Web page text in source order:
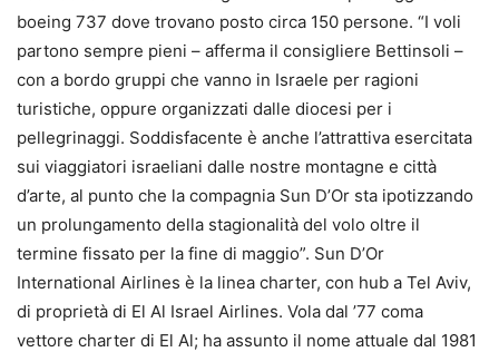
boeing 737 dove trovano posto circa 150 persone. “I voli
partono sempre pieni – afferma il consigliere Bettinsoli –
con a bordo gruppi che vanno in Israele per ragioni
turistiche, oppure organizzati dalle diocesi per i
pellegrinaggi. Soddisfacente è anche l’attrattiva esercitata
sui viaggiatori israeliani dalle nostre montagne e città
d’arte, al punto che la compagnia Sun D’Or sta ipotizzando
un prolungamento della stagionalità del volo oltre il
termine fissato per la fine di maggio”. Sun D’Or
International Airlines è la linea charter, con hub a Tel Aviv,
di proprietà di El Al Israel Airlines. Vola dal ’77 coma
vettore charter di El Al; ha assunto il nome attuale dal 1981